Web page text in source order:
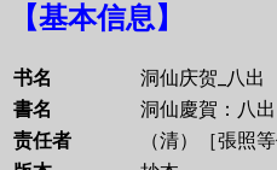
【基本信息】
书名
洞仙庆贺_八出
書名
洞仙慶賀：八出
责任者
（清）［張照等